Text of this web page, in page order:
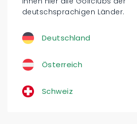
deutschsprachigen Länder.
Deutschland
Österreich
Schweiz